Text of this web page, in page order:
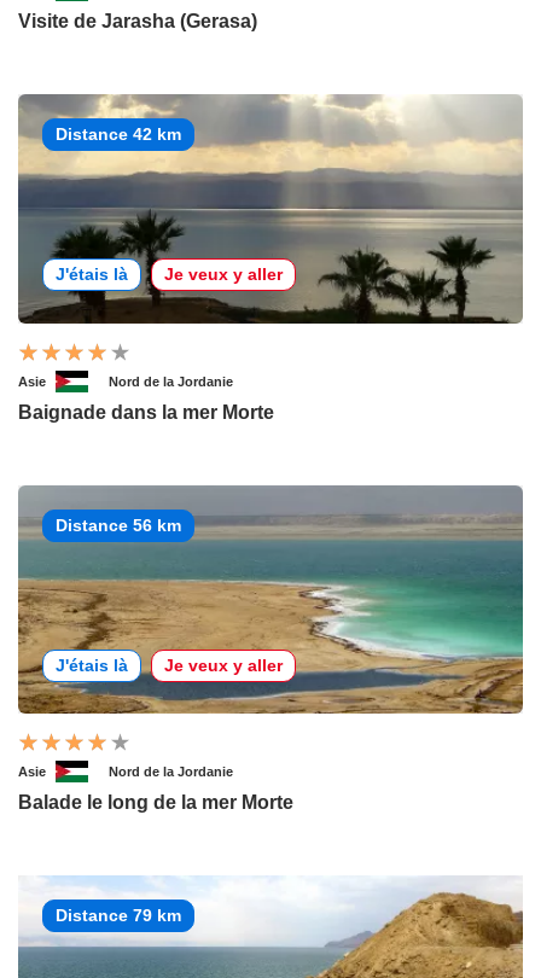
Visite de Jarasha (Gerasa)
Distance 42 km
J'étais là Je veux y aller
Asie Nord de la Jordanie
Baignade dans la mer Morte
Distance 56 km
J'étais là Je veux y aller
Asie Nord de la Jordanie
Balade le long de la mer Morte
Distance 79 km